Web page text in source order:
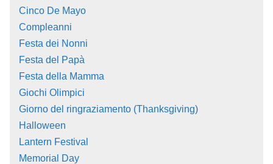
Cinco De Mayo
Compleanni
Festa dei Nonni
Festa del Papà
Festa della Mamma
Giochi Olimpici
Giorno del ringraziamento (Thanksgiving)
Halloween
Lantern Festival
Memorial Day